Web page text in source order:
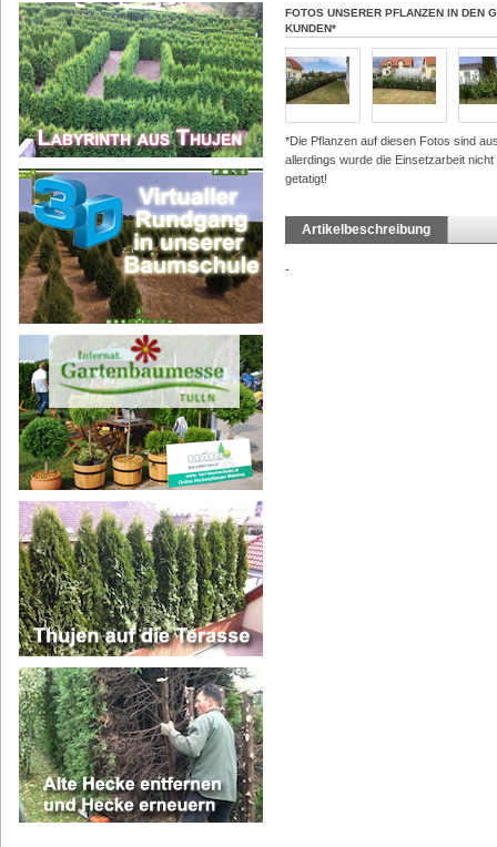
FOTOS UNSERER PFLANZEN IN DEN
KUNDEN*
*Die Pflanzen auf diesen Fotos sind
allerdings wurde die Einsetzarbeit
getatigt!
Artikelbeschreibung
-